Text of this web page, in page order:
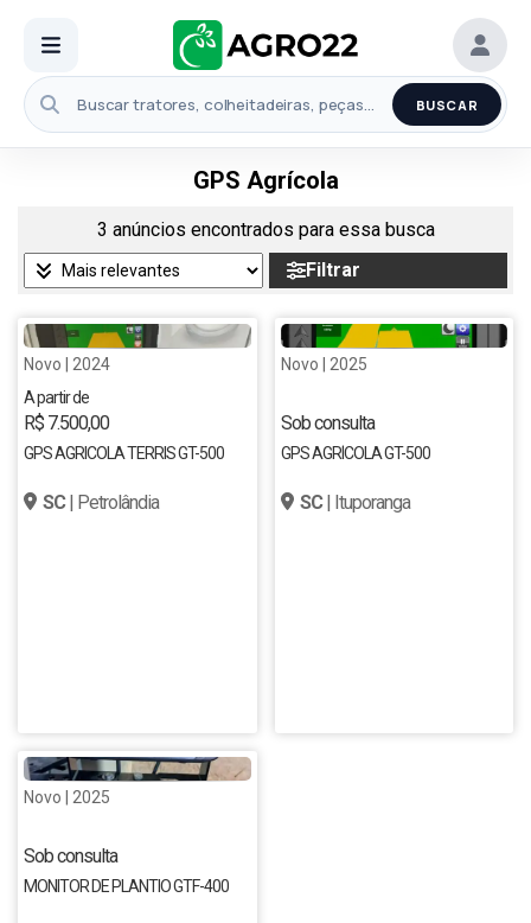
BUSCAR
GPS Agrícola
3 anúncios encontrados para essa busca
Filtrar
Novo | 2024
A partir de
R$ 7.500,00
GPS AGRICOLA TERRIS GT-500
SC| Petrolândia
Novo | 2025
Sob consulta
GPS AGRÍCOLA GT-500
SC| Ituporanga
Novo | 2025
Sob consulta
MONITOR DE PLANTIO GTF-400